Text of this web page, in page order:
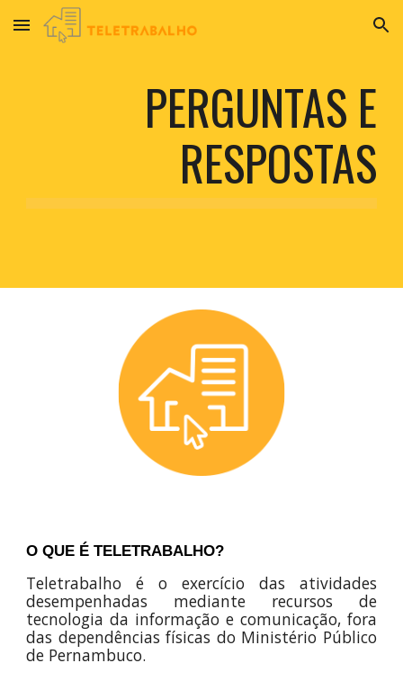
Skip to main content Skip to navigation
PERGUNTAS E
RESPOSTAS
O QUE É TELETRABALHO?
Teletrabalho é o exercício das atividades
desempenhadas mediante recursos de
tecnologia da informação e comunicação, fora
das dependências físicas do Ministério Público
de Pernambuco.